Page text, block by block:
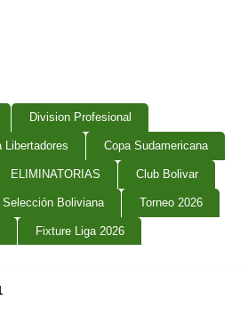
Division Profesional
Libertadores Copa Sudamericana
ELIMINATORIAS Club Bolivar
Selección Boliviana Torneo 2026
Fixture Liga 2026